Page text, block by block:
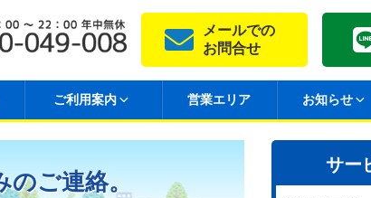
メールでの
お問合せ
ご利用案内 営業エリア お知らせ
ご連絡。
サー